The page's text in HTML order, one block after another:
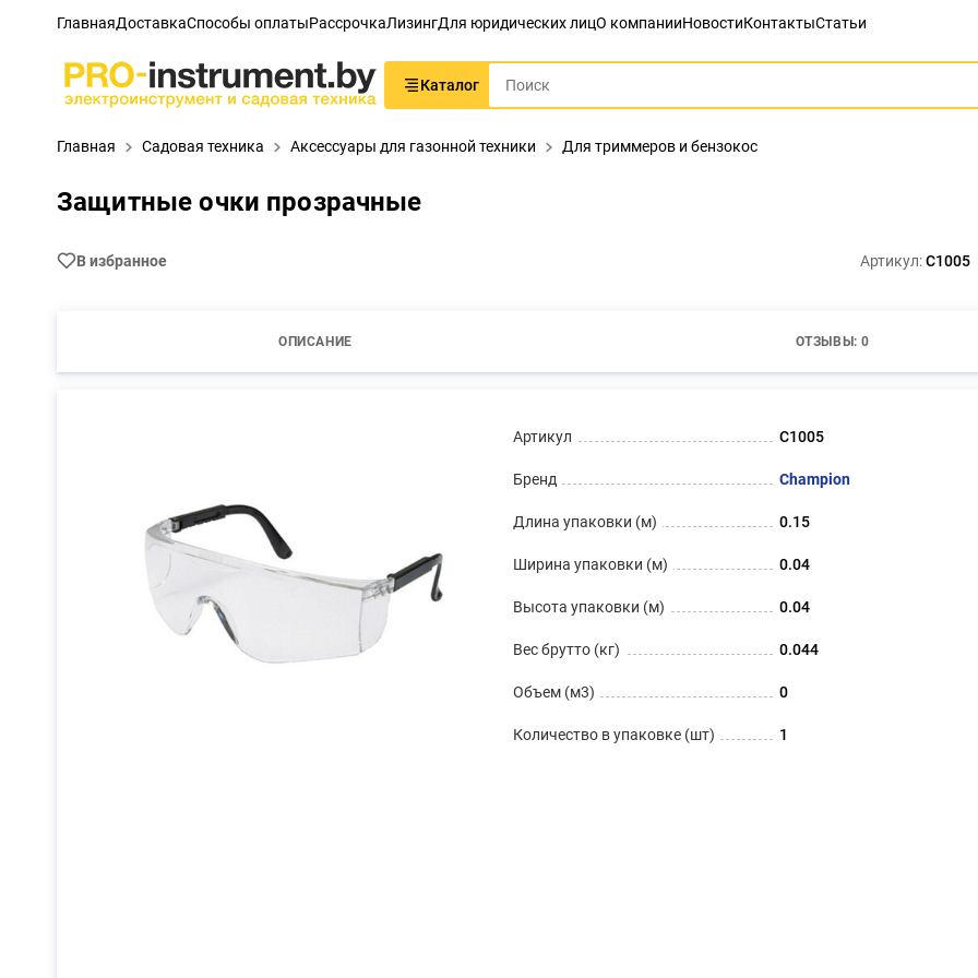
ГлавнаяДоставкаСпособы оплатыРассрочкаЛизингДля юридических лицО компанииНовостиКонтактыСтатьи
Каталог
Главная Садовая техника Аксессуары для газонной техники Для триммеров и бензокос
Защитные очки прозрачные
Артикул C1005
Бренд Champion
Длина упаковки (м) 0.15
Ширина упаковки (м) 0.04
Высота упаковки (м) 0.04
Вес брутто (кг) 0.044
Объем (м3) 0
Количество в упаковке (шт) 1
В избранное Артикул:C1005
ОПИСАНИЕ ОТЗЫВЫ: 0